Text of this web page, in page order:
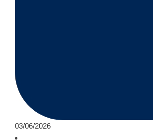
03/06/2026